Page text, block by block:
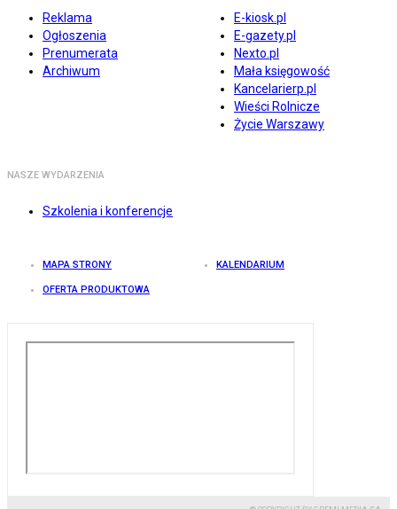
Reklama
Ogłoszenia
Prenumerata
Archiwum
E-kiosk.pl
E-gazety.pl
Nexto.pl
Mała księgowość
Kancelarierp.pl
Wieści Rolnicze
Życie Warszawy
NASZE WYDARZENIA
Szkolenia i konferencje
MAPA STRONY KALENDARIUM
OFERTA PRODUKTOWA